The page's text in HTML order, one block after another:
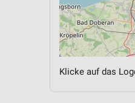
Klicke auf das